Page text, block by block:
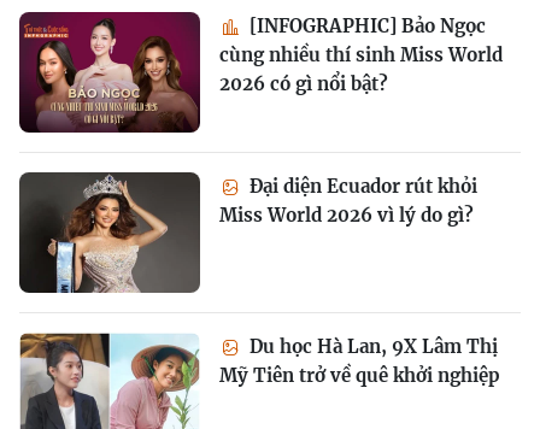
[INFOGRAPHIC] Bảo Ngọc
cùng nhiều thí sinh Miss World
2026 có gì nổi bật?
Đại diện Ecuador rút khỏi
Miss World 2026 vì lý do gì?
Du học Hà Lan, 9X Lâm Thị
Mỹ Tiên trở về quê khởi nghiệp